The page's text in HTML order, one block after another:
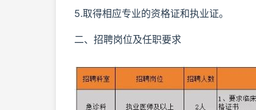
5.取得相应专业的资格证和执业证。
二、招聘岗位及任职要求